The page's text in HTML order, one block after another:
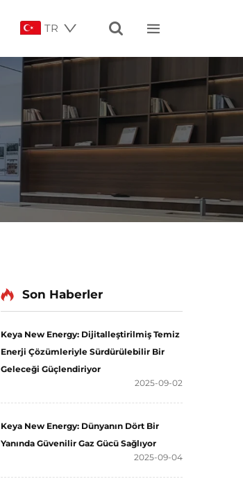
TR  
Son Haberler
Keya New Energy: Dijitalleştirilmiş Temiz
Enerji Çözümleriyle Sürdürülebilir Bir
Geleceği Güçlendiriyor
2025-09-02
Keya New Energy: Dünyanın Dört Bir
Yanında Güvenilir Gaz Gücü Sağlıyor
2025-09-04